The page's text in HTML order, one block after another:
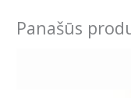
Panašūs